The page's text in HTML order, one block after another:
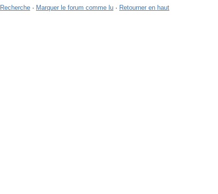
Recherche · Marquer le forum comme lu · Retourner en haut